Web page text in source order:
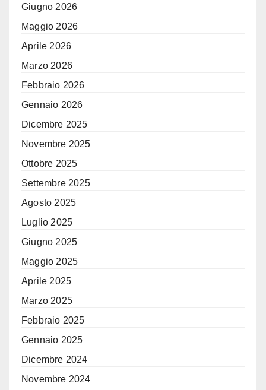
Giugno 2026
Maggio 2026
Aprile 2026
Marzo 2026
Febbraio 2026
Gennaio 2026
Dicembre 2025
Novembre 2025
Ottobre 2025
Settembre 2025
Agosto 2025
Luglio 2025
Giugno 2025
Maggio 2025
Aprile 2025
Marzo 2025
Febbraio 2025
Gennaio 2025
Dicembre 2024
Novembre 2024